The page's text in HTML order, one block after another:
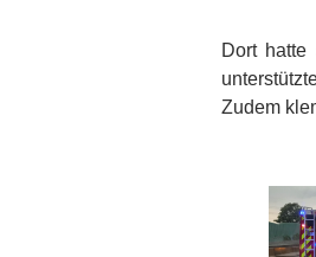
Dort
Zudem